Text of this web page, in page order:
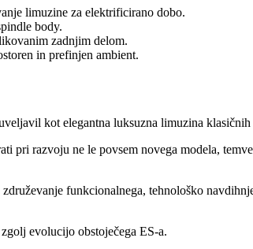
limuzine za elektrificirano dobo.
body.
zadnjim delom.
in prefinjen ambient.
kot elegantna luksuzna limuzina
razvoju ne le povsem novega modela,
funkcionalnega, tehnološko
evolucijo obstoječega ES-a.